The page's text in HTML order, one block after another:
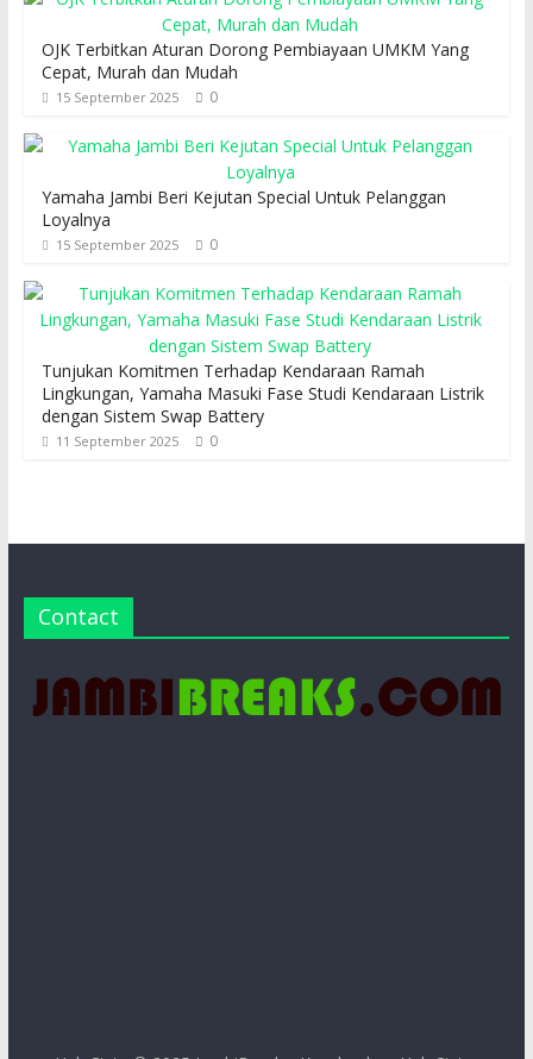
OJK Terbitkan Aturan Dorong Pembiayaan UMKM Yang
Cepat, Murah dan Mudah
15 September 2025 0
Yamaha Jambi Beri Kejutan Special Untuk Pelanggan
Loyalnya
15 September 2025 0
Tunjukan Komitmen Terhadap Kendaraan Ramah
Lingkungan, Yamaha Masuki Fase Studi Kendaraan Listrik
dengan Sistem Swap Battery
11 September 2025 0
Contact